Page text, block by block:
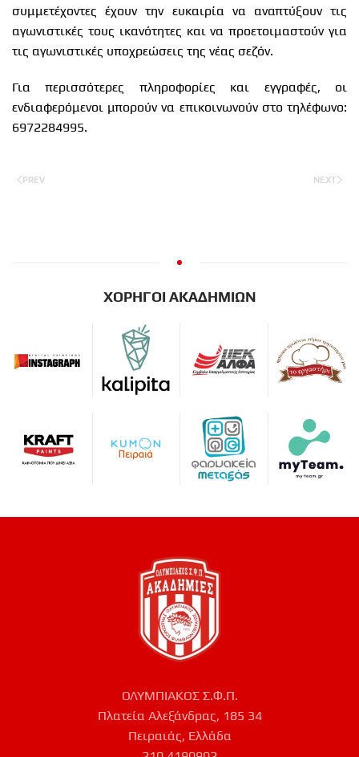
συμμετέχοντες έχουν την ευκαιρία να αναπτύξουν τις
αγωνιστικές τους ικανότητες και να προετοιμαστούν για
τις αγωνιστικές υποχρεώσεις της νέας σεζόν.
Για περισσότερες πληροφορίες και εγγραφές, οι
ενδιαφερόμενοι μπορούν να επικοινωνούν στο τηλέφωνο:
6972284995.
PREV NEXT
ΧΟΡΗΓΟΙ ΑΚΑΔΗΜΙΩΝ
ΟΛΥΜΠΙΑΚΟΣ Σ.Φ.Π.
Πλατεία Αλεξάνδρας, 185 34
Πειραιάς, Ελλάδα